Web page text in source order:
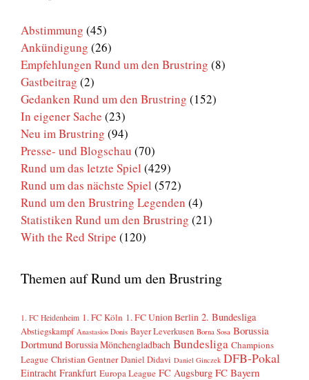
Abstimmung (45)
Ankündigung (26)
Empfehlungen Rund um den Brustring (8)
Gastbeitrag (2)
Gedanken Rund um den Brustring (152)
In eigener Sache (23)
Neu im Brustring (94)
Presse- und Blogschau (70)
Rund um das letzte Spiel (429)
Rund um das nächste Spiel (572)
Rund um den Brustring Legenden (4)
Statistiken Rund um den Brustring (21)
With the Red Stripe (120)
Themen auf Rund um den Brustring
1. FC Heidenheim 1. FC Köln 1. FC Union Berlin 2. Bundesliga
Abstiegskampf Anastasios Donis Bayer Leverkusen Borna Sosa Borussia
Dortmund Borussia Mönchengladbach Bundesliga Champions
League Christian Gentner Daniel Didavi Daniel Ginczek DFB-Pokal
Eintracht Frankfurt Europa League FC Augsburg FC Bayern